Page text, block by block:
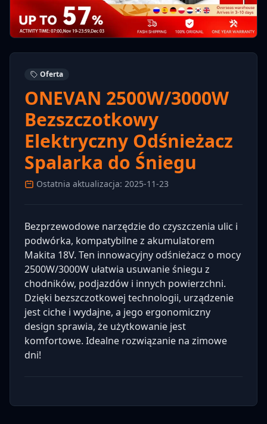
Oferta
ONEVAN 2500W/3000W
Bezszczotkowy
Elektryczny Odśnieżacz
Spalarka do Śniegu
Ostatnia aktualizacja: 2025-11-23
Bezprzewodowe narzędzie do czyszczenia ulic i
podwórka, kompatybilne z akumulatorem
Makita 18V. Ten innowacyjny odśnieżacz o mocy
2500W/3000W ułatwia usuwanie śniegu z
chodników, podjazdów i innych powierzchni.
Dzięki bezszczotkowej technologii, urządzenie
jest ciche i wydajne, a jego ergonomiczny
design sprawia, że użytkowanie jest
komfortowe. Idealne rozwiązanie na zimowe
dni!